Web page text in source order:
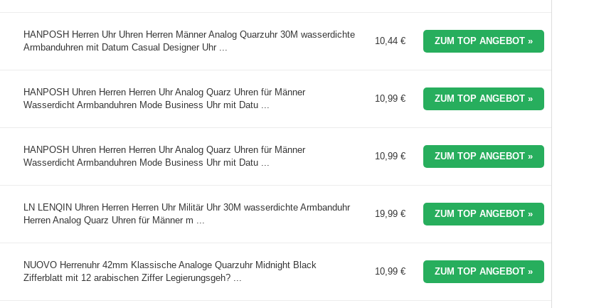
HANPOSH Herren Uhr Uhren Herren Männer Analog Quarzuhr 30M wasserdichte
Armbanduhren mit Datum Casual Designer Uhr ...
10,44 € ZUM TOP ANGEBOT »
HANPOSH Uhren Herren Herren Uhr Analog Quarz Uhren für Männer
Wasserdicht Armbanduhren Mode Business Uhr mit Datu ...
10,99 € ZUM TOP ANGEBOT »
HANPOSH Uhren Herren Herren Uhr Analog Quarz Uhren für Männer
Wasserdicht Armbanduhren Mode Business Uhr mit Datu ...
10,99 € ZUM TOP ANGEBOT »
LN LENQIN Uhren Herren Herren Uhr Militär Uhr 30M wasserdichte Armbanduhr
Herren Analog Quarz Uhren für Männer m ...
19,99 € ZUM TOP ANGEBOT »
NUOVO Herrenuhr 42mm Klassische Analoge Quarzuhr Midnight Black
Zifferblatt mit 12 arabischen Ziffer Legierungsgeh? ...
10,99 € ZUM TOP ANGEBOT »